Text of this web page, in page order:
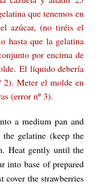
que tenemos en
azúcar, (no tiréis el
hasta que la gelatina
por encima de
El líquido debería
2). Meter el molde en
(error nº 3).
a medium pan and
gelatine (keep the
Heat gently until the
into base of prepared
the strawberries